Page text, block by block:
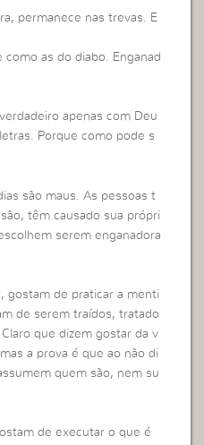
permanece nas trevas. E
como as do diabo. Enganad
apenas com Deu
Porque como pode s
são maus. As pessoas t
têm causado sua própri
serem enganadora
gostam de praticar a menti
de serem traídos, tratado
que dizem gostar da v
a prova é que ao não di
quem são, nem su
de executar o que é